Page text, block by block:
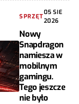
SPRZĘT
05 SIE
2026
Nowy
Snapdragon
namiesza w
mobilnym
gamingu.
Tego jeszcze
nie było